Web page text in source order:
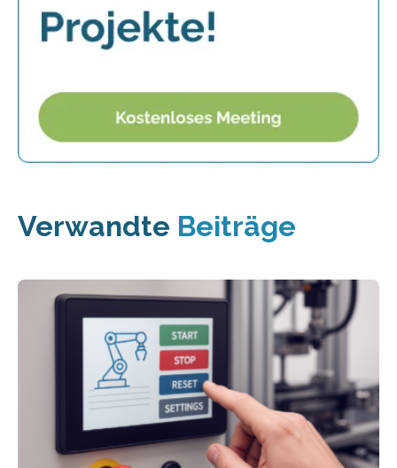
Verwandte Beiträge